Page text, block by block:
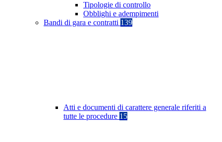
Tipologie di controllo
Obblighi e adempimenti
Bandi di gara e contratti 139
Atti e documenti di carattere generale riferiti a
tutte le procedure 15